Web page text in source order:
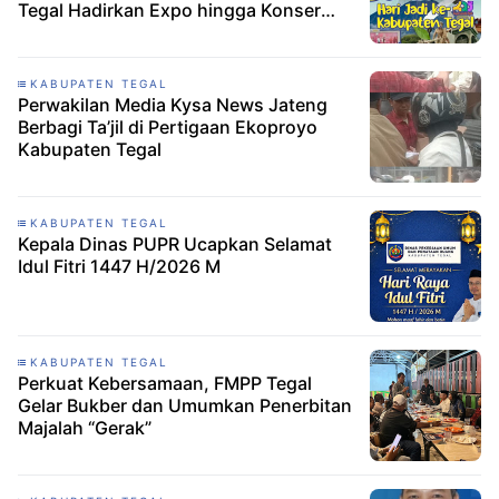
Tegal Hadirkan Expo hingga Konser
KABUPATEN TEGAL
Perwakilan Media Kysa News Jateng
Berbagi Ta’jil di Pertigaan Ekoproyo
Kabupaten Tegal
KABUPATEN TEGAL
Kepala Dinas PUPR Ucapkan Selamat
Idul Fitri 1447 H/2026 M
KABUPATEN TEGAL
Perkuat Kebersamaan, FMPP Tegal
Gelar Bukber dan Umumkan Penerbitan
Majalah “Gerak”